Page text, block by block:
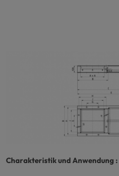
Charakteristik und Anwendung :